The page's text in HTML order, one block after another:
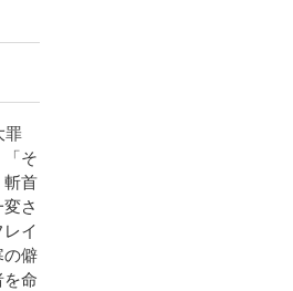
罪
そ
斬首
さ
イ
の僻
命